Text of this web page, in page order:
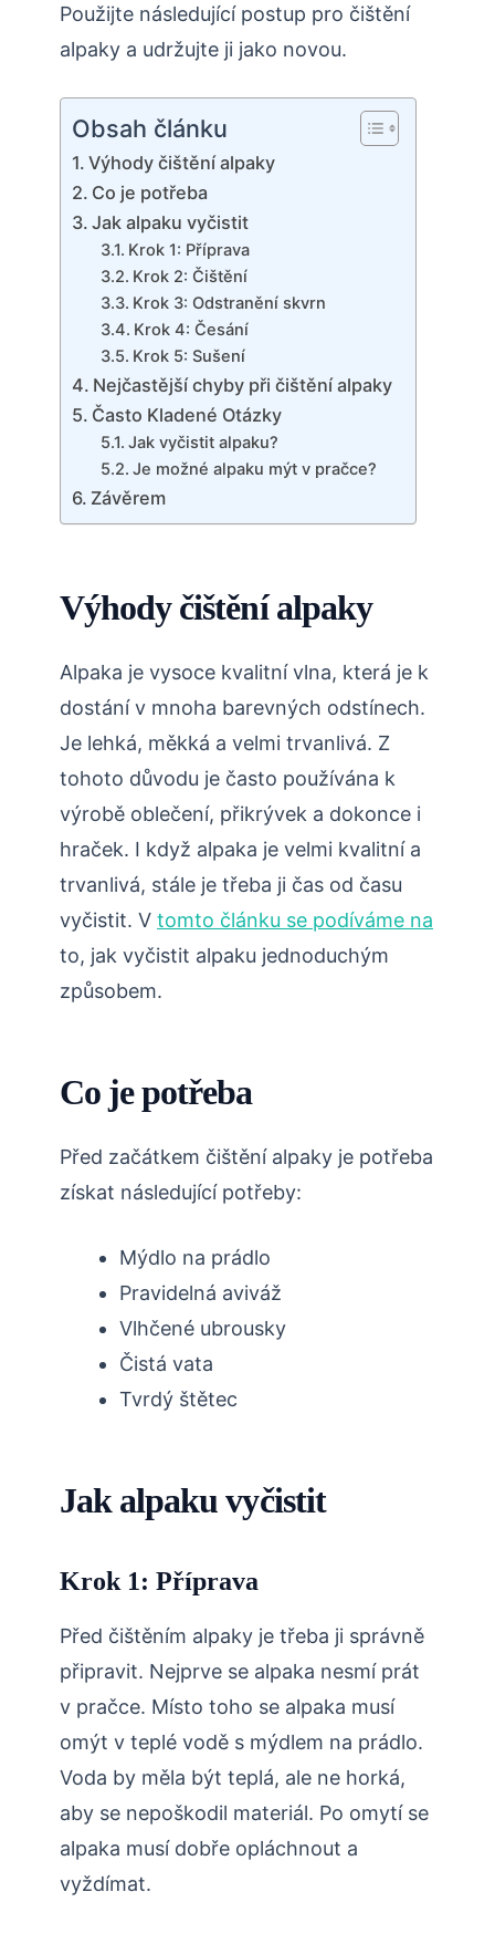
Použijte následující postup pro čištění
alpaky a udržujte ji jako novou.
Obsah článku
Výhody čištění alpaky
Co je potřeba
Jak alpaku vyčistit
Krok 1: Příprava
Krok 2: Čištění
Krok 3: Odstranění skvrn
Krok 4: Česání
Krok 5: Sušení
Nejčastější chyby při čištění alpaky
Často Kladené Otázky
Jak vyčistit alpaku?
Je možné alpaku mýt v pračce?
Závěrem
Výhody čištění alpaky
Alpaka je vysoce kvalitní vlna, která je k
dostání v mnoha barevných odstínech.
Je lehká, měkká a velmi trvanlivá. Z
tohoto důvodu je často používána k
výrobě oblečení, přikrývek a dokonce i
hraček. I když alpaka je velmi kvalitní a
trvanlivá, stále je třeba ji čas od času
vyčistit. V tomto článku se podíváme na
to, jak vyčistit alpaku jednoduchým
způsobem.
Co je potřeba
Před začátkem čištění alpaky je potřeba
získat následující potřeby:
Mýdlo na prádlo
Pravidelná aviváž
Vlhčené ubrousky
Čistá vata
Tvrdý štětec
Jak alpaku vyčistit
Krok 1: Příprava
Před čištěním alpaky je třeba ji správně
připravit. Nejprve se alpaka nesmí prát
v pračce. Místo toho se alpaka musí
omýt v teplé vodě s mýdlem na prádlo.
Voda by měla být teplá, ale ne horká,
aby se nepoškodil materiál. Po omytí se
alpaka musí dobře opláchnout a
vyždímat.